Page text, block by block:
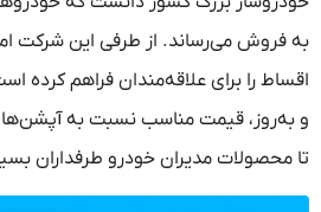
به فروش می‌رساند. از طرفی این شرکت
اقساط را برای علاقه‌مندان فراهم
و به‌روز، قیمت مناسب نسبت به آپشن‌ها
تا محصولات مدیران خودرو طرفداران